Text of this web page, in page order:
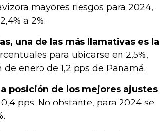
mayores riesgos para 2024,
a 2%.
una de las más llamativas es la
para ubicarse en 2,5%,
enero de 1,2 pps de Panamá.
posición de los mejores ajustes
0,4 pps. No obstante, para 2024 se